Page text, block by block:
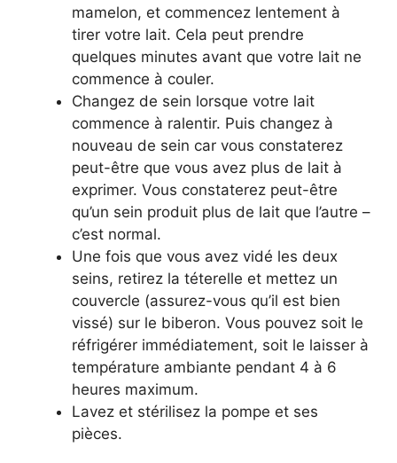
mamelon, et commencez lentement à
tirer votre lait. Cela peut prendre
quelques minutes avant que votre lait ne
commence à couler.
Changez de sein lorsque votre lait
commence à ralentir. Puis changez à
nouveau de sein car vous constaterez
peut-être que vous avez plus de lait à
exprimer. Vous constaterez peut-être
qu’un sein produit plus de lait que l’autre –
c’est normal.
Une fois que vous avez vidé les deux
seins, retirez la téterelle et mettez un
couvercle (assurez-vous qu’il est bien
vissé) sur le biberon. Vous pouvez soit le
réfrigérer immédiatement, soit le laisser à
température ambiante pendant 4 à 6
heures maximum.
Lavez et stérilisez la pompe et ses
pièces.